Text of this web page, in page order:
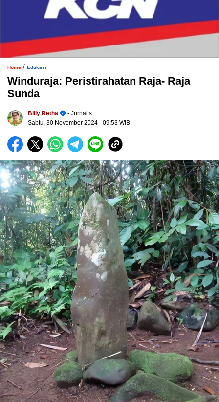
Home / Edukasi
Winduraja: Peristirahatan Raja- Raja
Sunda
Billy Retha
- Jurnalis
Sabtu, 30 November 2024 - 09:53 WIB